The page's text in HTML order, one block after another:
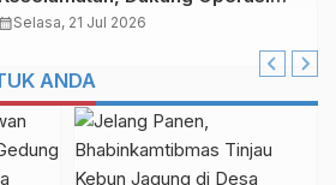
Andal dan Berkelanjutan
calendar_monthSelasa, 21 Jul 2026
ANDA